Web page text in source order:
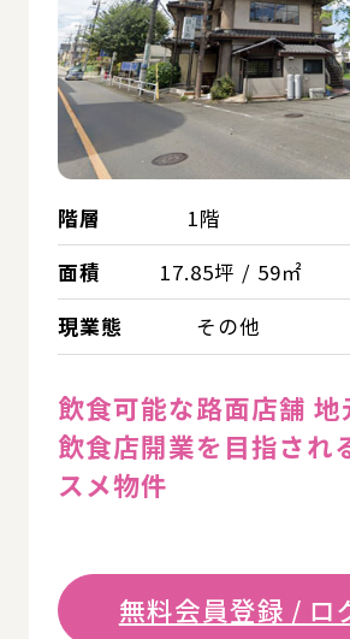
階層
1階
面積
17.85坪 / 59㎡
現業態
その他
飲食可能な路面店舗 地
飲食店開業を目指され
スメ物件
無料会員登録 / ロ